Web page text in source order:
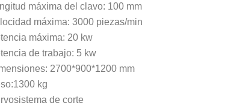
máxima del clavo: 100 mm
máxima: 3000 piezas/min
máxima: 20 kw
de trabajo: 5 kw
2700*900*1200 mm
kg
de corte